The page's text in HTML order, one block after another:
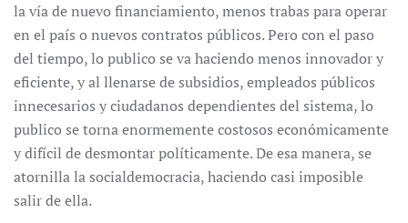
la vía de nuevo financiamiento, menos trabas para operar
en el país o nuevos contratos públicos. Pero con el paso
del tiempo, lo publico se va haciendo menos innovador y
eficiente, y al llenarse de subsidios, empleados públicos
innecesarios y ciudadanos dependientes del sistema, lo
publico se torna enormemente costosos económicamente
y difícil de desmontar políticamente. De esa manera, se
atornilla la socialdemocracia, haciendo casi imposible
salir de ella.